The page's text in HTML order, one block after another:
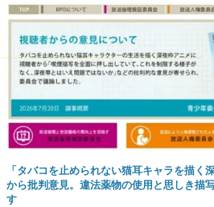
「タバコを止められない猫耳キャラを描く
から批判意見。違法薬物の使用と思しき描
す